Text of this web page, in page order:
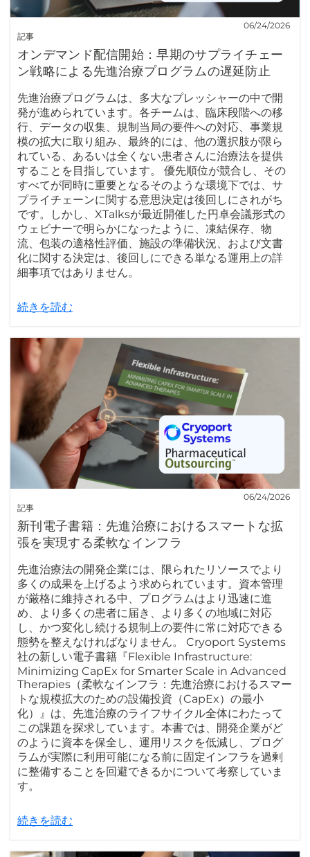
記事
06/24/2026
オンデマンド配信開始：早期のサプライチェー
ン戦略による先進治療プログラムの遅延防止
先進治療プログラムは、多大なプレッシャーの中で開
発が進められています。各チームは、臨床段階への移
行、データの収集、規制当局の要件への対応、事業規
模の拡大に取り組み、最終的には、他の選択肢が限ら
れている、あるいは全くない患者さんに治療法を提供
することを目指しています。 優先順位が競合し、その
すべてが同時に重要となるそのような環境下では、サ
プライチェーンに関する意思決定は後回しにされがち
です。しかし、XTalksが最近開催した円卓会議形式の
ウェビナーで明らかになったように、凍結保存、物
流、包装の適格性評価、施設の準備状況、および文書
化に関する決定は、後回しにできる単なる運用上の詳
細事項ではありません。
続きを読む
記事
06/24/2026
新刊電子書籍：先進治療におけるスマートな拡
張を実現する柔軟なインフラ
先進治療法の開発企業には、限られたリソースでより
多くの成果を上げるよう求められています。資本管理
が厳格に維持される中、プログラムはより迅速に進
め、より多くの患者に届き、より多くの地域に対応
し、かつ変化し続ける規制上の要件に常に対応できる
態勢を整えなければなりません。 Cryoport Systems
社の新しい電子書籍『Flexible Infrastructure:
Minimizing CapEx for Smarter Scale in Advanced
Therapies（柔軟なインフラ：先進治療におけるスマー
トな規模拡大のための設備投資（CapEx）の最小
化）』は、先進治療のライフサイクル全体にわたって
この課題を探求しています。本書では、開発企業がど
のように資本を保全し、運用リスクを低減し、プログ
ラムが実際に利用可能になる前に固定インフラを過剰
に整備することを回避できるかについて考察していま
す。
続きを読む